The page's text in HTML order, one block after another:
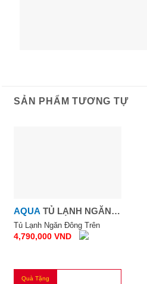
SẢN PHẨM TƯƠNG TỰ
AQUA TỦ LẠNH NGĂN
ĐÔNG TRÊN 143 LÍT
Tủ Lạnh Ngăn Đông Trên
4,790,000 VND
Quà Tặng